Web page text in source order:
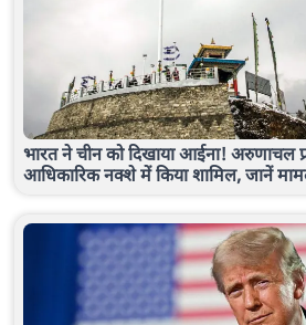
भारत ने चीन को दिखाया आईना! अरुणाचल
आधिकारिक नक्शे में किया शामिल, जानें